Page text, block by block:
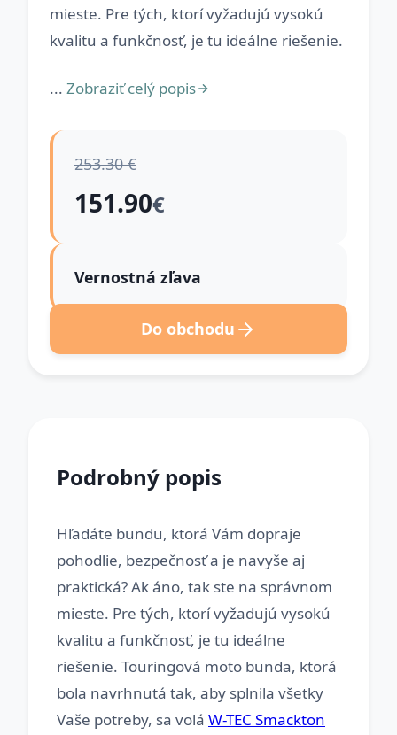
mieste. Pre tých, ktorí vyžadujú vysokú
kvalitu a funkčnosť, je tu ideálne riešenie.
... Zobraziť celý popis
253.30 €
151.90€
Vernostná zľava
Do obchodu
Podrobný popis
Hľadáte bundu, ktorá Vám dopraje
pohodlie, bezpečnosť a je navyše aj
praktická? Ak áno, tak ste na správnom
mieste. Pre tých, ktorí vyžadujú vysokú
kvalitu a funkčnosť, je tu ideálne
riešenie. Touringová moto bunda, ktorá
bola navrhnutá tak, aby splnila všetky
Vaše potreby, sa volá W-TEC Smackton